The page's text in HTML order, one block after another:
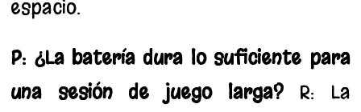
espacio.
P: ¿La batería dura lo suficiente para
una sesión de juego larga?R: La